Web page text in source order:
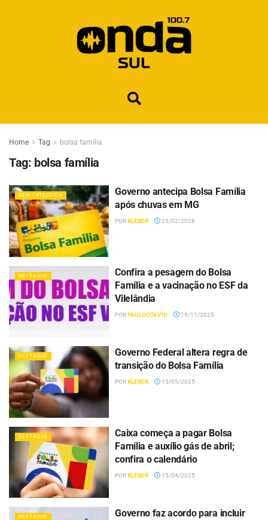
Home Tag bolsa família
Tag: bolsa família
SEM CATEGORIA
Governo antecipa Bolsa Família
após chuvas em MG
PORKLEBER 25/02/2026
DESTAQUE
Confira a pesagem do Bolsa
Família e a vacinação no ESF da
Vilelândia
PORPAULOOTAVIO 19/11/2025
DESTAQUE
Governo Federal altera regra de
transição do Bolsa Família
PORKLEBER 15/05/2025
DESTAQUE
Caixa começa a pagar Bolsa
Família e auxílio gás de abril;
confira o calendário
PORKLEBER 15/04/2025
DESTAQUE
Governo faz acordo para incluir